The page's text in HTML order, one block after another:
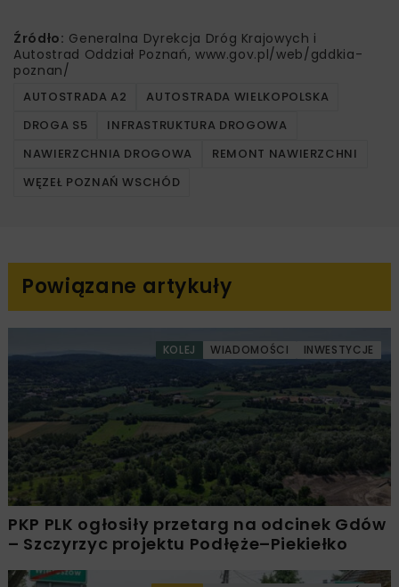
Źródło: Generalna Dyrekcja Dróg Krajowych i
Autostrad Oddział Poznań, www.gov.pl/web/gddkia-
poznan/
AUTOSTRADA A2
AUTOSTRADA WIELKOPOLSKA
DROGA S5
INFRASTRUKTURA DROGOWA
NAWIERZCHNIA DROGOWA
REMONT NAWIERZCHNI
WĘZEŁ POZNAŃ WSCHÓD
Powiązane artykuły
KOLEJ WIADOMOŚCI INWESTYCJE
PKP PLK ogłosiły przetarg na odcinek Gdów
– Szczyrzyc projektu Podłęże–Piekiełko